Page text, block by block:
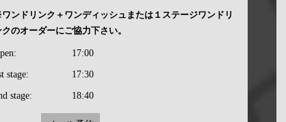
ンドリンク＋ワンディッシュまたは１ステージワンドリ
クのオーダーにご協力下さい。
17:00
stage: 17:30
stage: 18:40